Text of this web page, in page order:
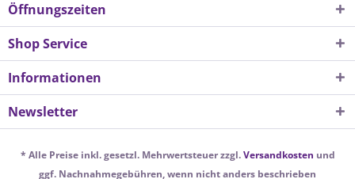
Öffnungszeiten
Shop Service
Informationen
Newsletter
* Alle Preise inkl. gesetzl. Mehrwertsteuer zzgl.Versandkosten und
ggf. Nachnahmegebühren, wenn nicht anders beschrieben